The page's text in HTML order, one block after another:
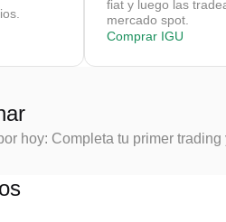
fiat y luego las
mercado spot.
Comprar IGU
hoy: Completa tu primer